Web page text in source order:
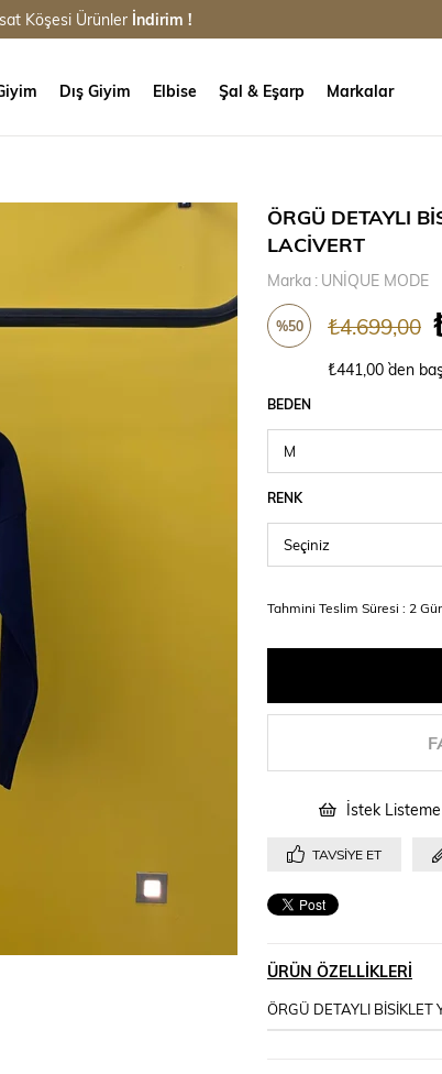
Köşesi Ürünler İndirim !
Dış Giyim Elbise Şal & Eşarp Markalar
ÖRGÜ DETAYLI
LACİVERT
Marka : UNİQUE MODE
%50 ₺4.699,00
₺441,00 `den
BEDEN
RENK
Tahmini Teslim Süresi : 2
İstek
TAVSIYE ET
ÜRÜN ÖZELLIKLERI
ÖRGÜ DETAYLI BİSİKLET